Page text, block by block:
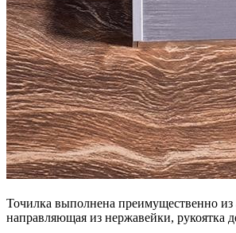
Точилка выполнена преимущественно
направляющая из нержавейки, рукоятка